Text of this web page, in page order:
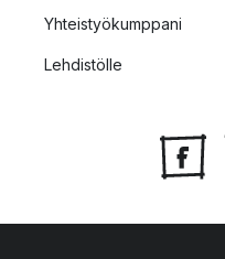
Yhteistyökumppani
Lehdistölle